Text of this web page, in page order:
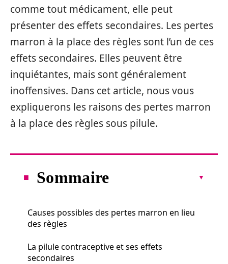
comme tout médicament, elle peut
présenter des effets secondaires. Les pertes
marron à la place des règles sont l’un de ces
effets secondaires. Elles peuvent être
inquiétantes, mais sont généralement
inoffensives. Dans cet article, nous vous
expliquerons les raisons des pertes marron
à la place des règles sous pilule.
Sommaire
Causes possibles des pertes marron en lieu
des règles
La pilule contraceptive et ses effets
secondaires